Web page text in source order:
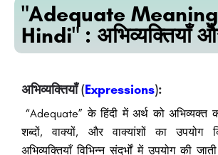
"Adequate
Hindi" : अभिव्यक्तियाँ
अभिव्यक्तियाँ (Expressions):
“Adequate” के हिंदी में अर्थ को अभिव्यक्त
शब्दों, वाक्यों, और वाक्यांशों का उपयोग
अभिव्यक्तियाँ विभिन्न संदर्भों में उपयोग की